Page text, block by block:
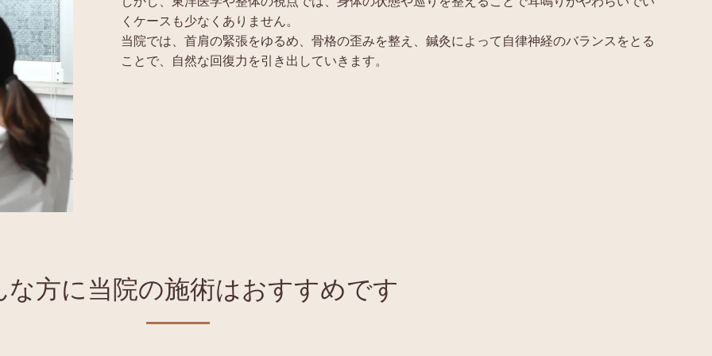
くケースも少なくありません。
当院では、首肩の緊張をゆるめ、骨格の歪みを整え、鍼灸によって自律神経のバランスをとる
ことで、自然な回復力を引き出していきます。
な方に当院の施術はおすすめです